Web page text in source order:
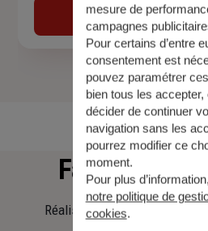
Découvrir
Faitesune
Réalisez une simulation
mesure de
campagnes
Pour certains d’entre
consentement est
pouvez paramétrer
bien tous les accepter,
décider de continuer
navigation sans les
pourrez modifier ce
moment.
Pour plus d’information,
notre politique de
cookies.